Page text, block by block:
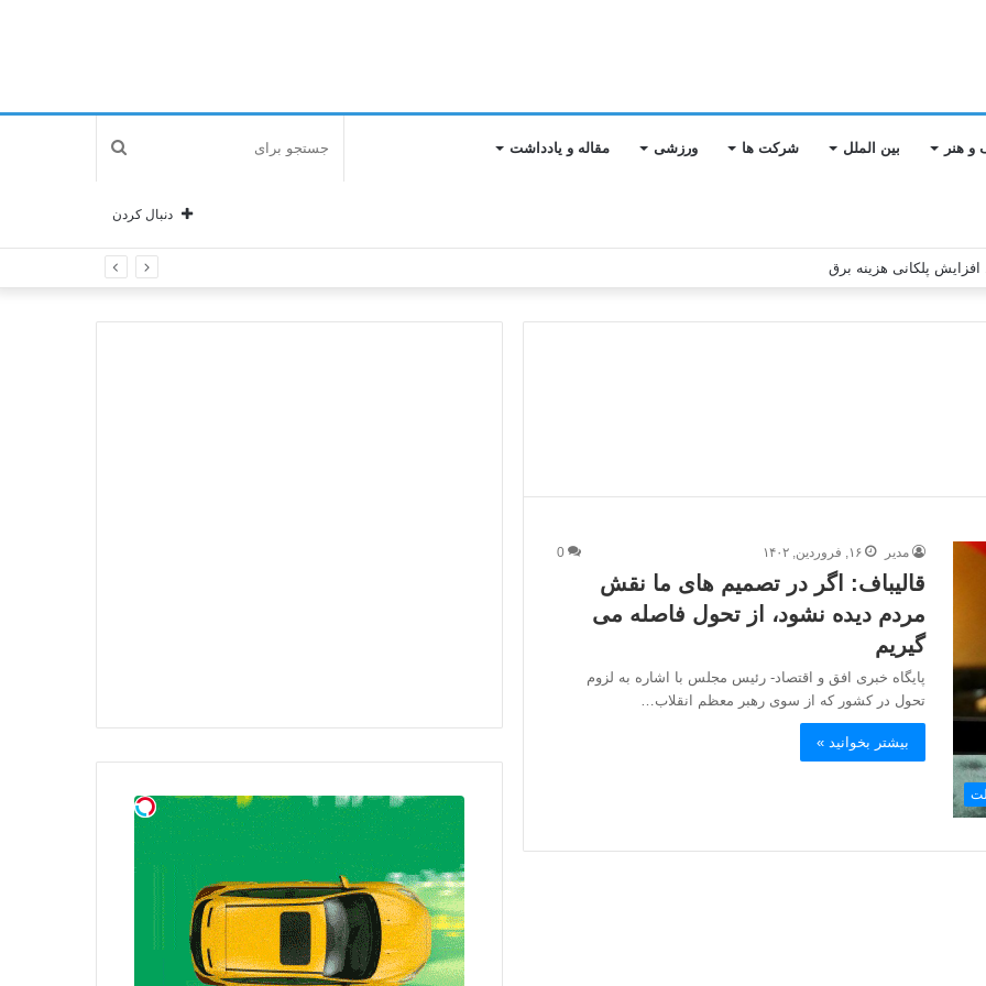
و هنر بین الملل شرکت ها ورزشی مقاله و یادداشت
دنبال کردن
سال سخت ۱۴۰۴
مدیر ۱۶, فروردین, ۱۴۰۲ 0
قالیباف: اگر در تصمیم‌ های ما نقش
مردم دیده نشود، از تحول فاصله می‌
گیریم
پایگاه خبری افق و اقتصاد- رئیس مجلس با اشاره به لزوم
تحول در کشور که از سوی رهبر معظم انقلاب…
بیشتر بخوانید »